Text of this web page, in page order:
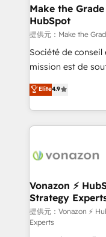
& reprise de
alignement
tableaux de bord
optimisation -
e-commerce) -
et grandes
dans des secteurs
Make the
HubSpot
提供元：Make the
Société de
mission est de
B2B à travers
l'intégration CRM
auprès de vos comptes
l'international,
delà d’une simple
➤ L’intégration de
pour aligner les
support client
audit et maintenance) ➤ La création de sites
Elite4.9
Vonazon ⚡
Strategy
提供元：Vonazon ⚡
Experts